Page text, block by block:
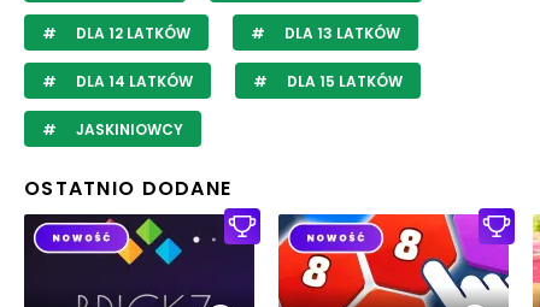
DLA 12 LATKÓW DLA 13 LATKÓW
DLA 14 LATKÓW DLA 15 LATKÓW
JASKINIOWCY
OSTATNIO DODANE